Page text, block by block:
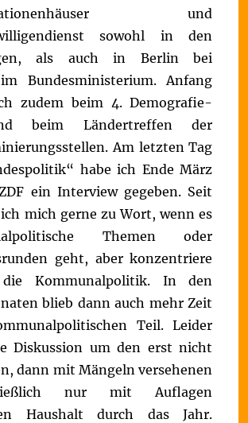
und
sowohl in den
als auch in Berlin bei
Bundesministerium.Anfang
zudem beim 4. Demografie-
beim Ländertreffen der
Am letzten Tag
habe ich Ende März
ein Interview gegeben. Seit
mich gerne zu Wort, wenn es
Themen oder
geht, aber konzentriere
Kommunalpolitik. In den
blieb dann auch mehr Zeit
Teil.Leider
Diskussion um den erst nicht
dann mit Mängeln versehenen
nur mit Auflagen
Haushalt durch das Jahr.